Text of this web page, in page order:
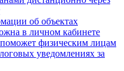
об объектах
в личном кабинете
физическим лицам
уведомлениях за